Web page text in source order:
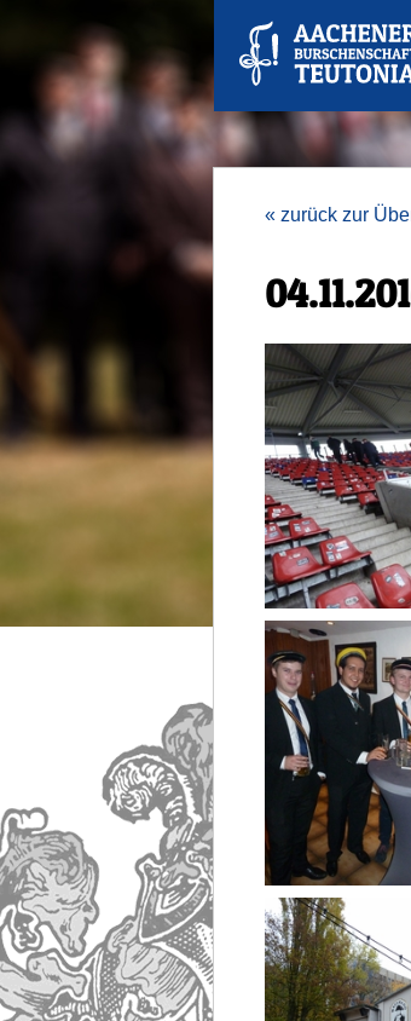
« zurück zur